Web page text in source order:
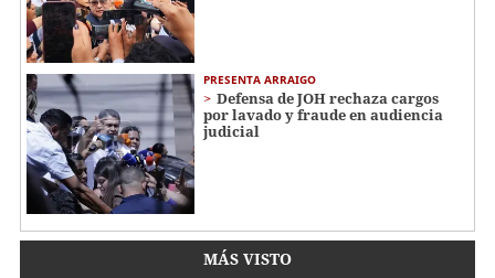
PRESENTA ARRAIGO
Defensa de JOH rechaza cargos
por lavado y fraude en audiencia
judicial
MÁS VISTO